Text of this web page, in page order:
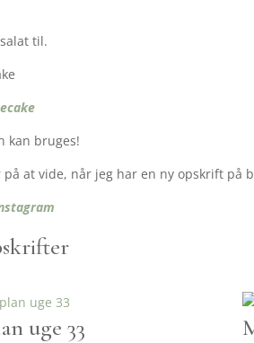
til.
kan bruges!
at vide, når jeg har en ny opskrift på
uge 33